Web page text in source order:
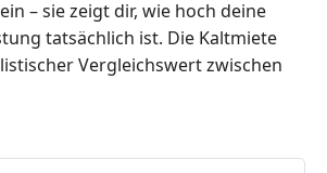
– sie zeigt dir, wie hoch deine
tatsächlich ist. Die Kaltmiete
Vergleichswert zwischen